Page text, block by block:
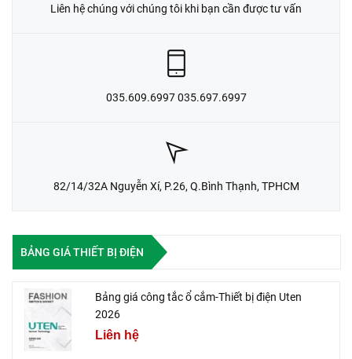
Liên hệ chúng với chúng tôi khi bạn cần được tư vấn
035.609.6997 035.697.6997
82/14/32A Nguyễn Xí, P.26, Q.Bình Thạnh, TPHCM
BẢNG GIÁ THIẾT BỊ ĐIỆN
Bảng giá công tắc ổ cắm-Thiết bị điện Uten
2026
Liên hệ